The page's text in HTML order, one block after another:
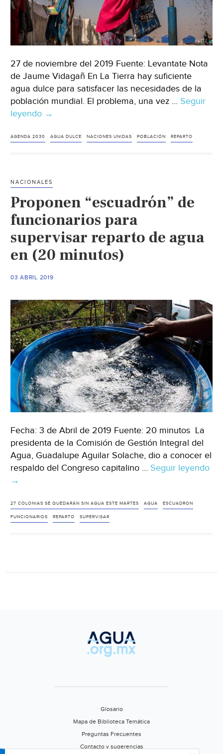
27 de noviembre del 2019 Fuente: Levantate Nota
de Jaume Vidagañ En La Tierra hay suficiente
agua dulce para satisfacer las necesidades de la
población mundial. El problema, una vez … Seguir
leyendo La
trabaja
escasez
de
agua,
que
afecta
al
%
la
población
(Levantate)
→
AGENDA 2030 AGUA DULCE NACIONES UNIDAS POBLACIÓN REPARTO
NACIONALES
Proponen “escuadrón” de
funcionarios para
supervisar reparto de agua
en (20 minutos)
03 ABRIL 2019
Fecha: 3 de Abril de 2019 Fuente: 20 minutos La
presidenta de la Comisión de Gestión Integral del
Agua, Guadalupe Aguilar Solache, dio a conocer el
respaldo del Congreso capitalino … Seguir leyendo
→
27 COLONIAS SE QUEDARÁN SIN AGUA ESTE MARTES AGUA ESCUADRON
FUNCIONARIOS REPARTO SUPERVISAR
Glosario
Mapa de Biblioteca Temática
Preguntas Frecuentes
Contacto y sugerencias